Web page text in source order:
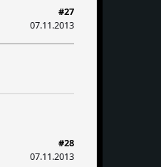
#27
07.11.2013
#28
07.11.2013